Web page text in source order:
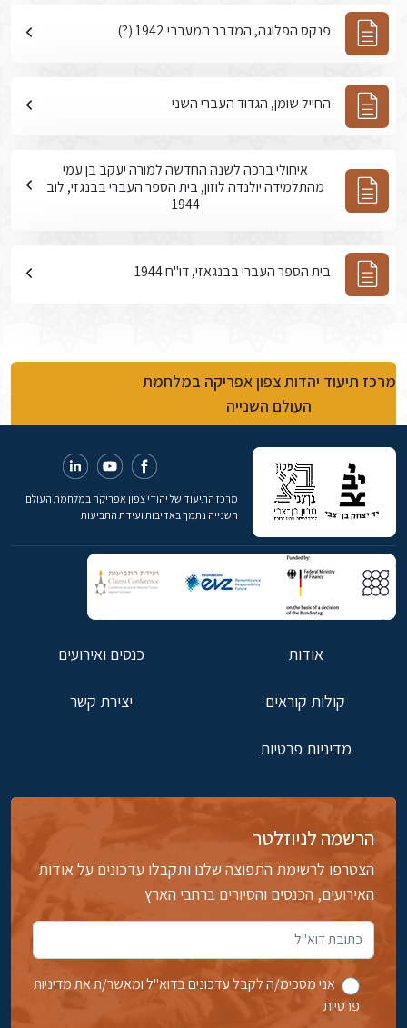
פנקס הפלוגה, המדבר המערבי 1942 (?)
החייל שומן, הגדוד העברי השני
איחולי ברכה לשנה החדשה למורה יעקב בן עמי
מהתלמידה יולנדה לוזון, בית הספר העברי בבנגזי, לוב
1944
בית הספר העברי בבנגאזי, דו"ח 1944
מרכז תיעוד יהדות צפון אפריקה במלחמת
העולם השנייה
מרכז התיעוד של יהודי צפון אפריקה במלחמת העולם
השנייה נתמך באדיבות ועידת התביעות
אודות כנסים ואירועים
קולות קוראים יצירת קשר
מדיניות פרטיות
הרשמה לניוזלטר
הצטרפו לרשימת התפוצה שלנו ותקבלו עדכונים על אודות
האירועים, הכנסים והסיורים ברחבי הארץ
אני מסכימ/ה לקבל עדכונים בדוא''ל ומאשר/ת את מדיניות
פרטיות